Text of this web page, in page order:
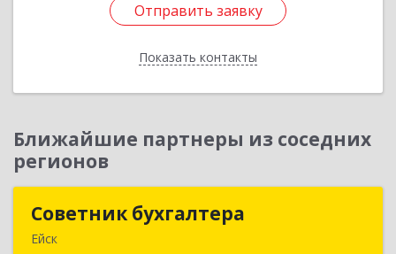
Отправить заявку
Показать контакты
Ближайшие партнеры из соседних
регионов
Советник бухгалтера
Ейск
Советник бухгалтера